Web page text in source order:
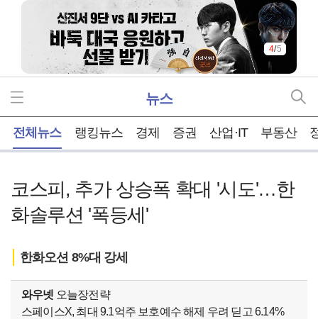
4/5
뉴스
전체뉴스 랭킹뉴스 경제 증권 산업·IT 부동산
코스피, 추가 상승폭 확대 '시도'…한
화솔루션 '폭등세'
한화오션 8%대 강세
와우넷 오늘장전략
스페이스X, 최대 9.1억주 보호예수 해제 우려 딛고 6.14%